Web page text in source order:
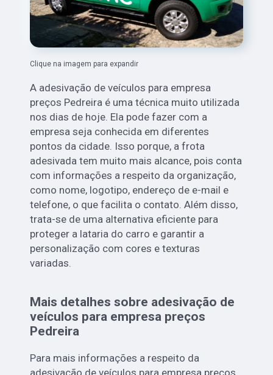
Clique na imagem para expandir
A adesivação de veículos para empresa
preços Pedreira é uma técnica muito utilizada
nos dias de hoje. Ela pode fazer com a
empresa seja conhecida em diferentes
pontos da cidade. Isso porque, a frota
adesivada tem muito mais alcance, pois conta
com informações a respeito da organização,
como nome, logotipo, endereço de e-mail e
telefone, o que facilita o contato. Além disso,
trata-se de uma alternativa eficiente para
proteger a lataria do carro e garantir a
personalização com cores e texturas
variadas.
Mais detalhes sobre adesivação de
veículos para empresa preços
Pedreira
Para mais informações a respeito da